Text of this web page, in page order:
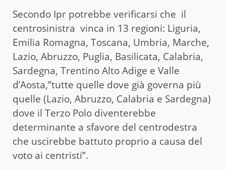
Secondo Ipr potrebbe verificarsi che il
centrosinistra vinca in 13 regioni: Liguria,
Emilia Romagna, Toscana, Umbria, Marche,
Lazio, Abruzzo, Puglia, Basilicata, Calabria,
Sardegna, Trentino Alto Adige e Valle
d’Aosta,”tutte quelle dove già governa più
quelle (Lazio, Abruzzo, Calabria e Sardegna)
dove il Terzo Polo diventerebbe
determinante a sfavore del centrodestra
che uscirebbe battuto proprio a causa del
voto ai centristi”.